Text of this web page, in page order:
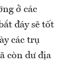
ở các
đáy sẽ tốt
các trụ
còn dư địa